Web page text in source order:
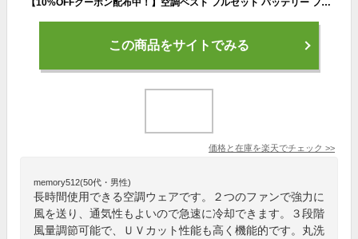
この商品をサイトでみる
価格と在庫を楽天でチェック >>
memory512(50代・男性)
長時間使用できる空調ウェアです。２つのファンで強力に
風を送り、通気性もよいので急速に冷却できます。３段階
風量調節可能で、ＵＶカット性能も高く機能的です。丸洗